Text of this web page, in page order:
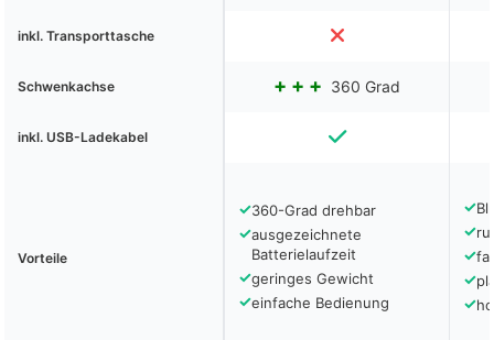
inkl. Transporttasche
Schwenkachse 360 Grad
inkl. USB-Ladekabel
Vorteile
✓360-Grad drehbar
✓ausgezeichnete
Batterielaufzeit
✓geringes Gewicht
✓einfache Bedienung
✓
✓
✓
✓
✓